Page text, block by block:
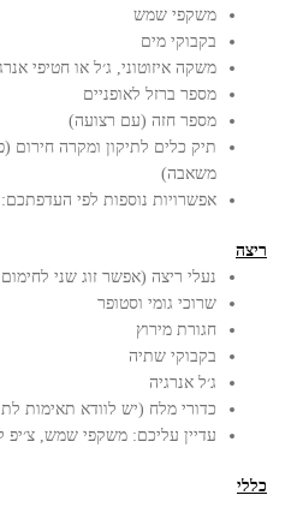
משקפי שמש
בקבוקי מים
משקה איזוטוני, ג׳ל או חטיפי
מספר ברזל לאופניים
מספר חזה (עם רצועה)
תיק כלים לתיקון ומקרה חירום
משאבה)
אפשרויות נוספות לפי העדפתכם:
ריצה
נעלי ריצה (אפשר זוג שני
שרוכי גומי וסטופר
חגורת מירוץ
בקבוקי שתיה
ג׳ל אנרגיה
כדורי מלח (יש לוודא תאימות
עדיין עליכם: משקפי שמש, צ׳יפ
כללי